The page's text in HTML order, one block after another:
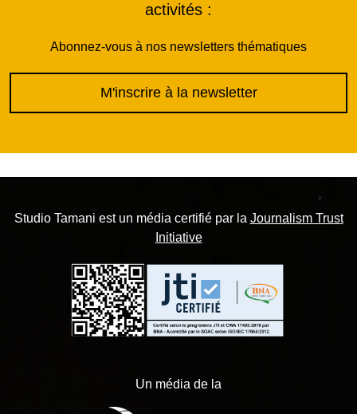
activités :
Abonnez-vous à nos newsletters thématiques
M'inscrire à la newsletter
Studio Tamani est un média certifié par la Journalism Trust
Initiative
Un média de la